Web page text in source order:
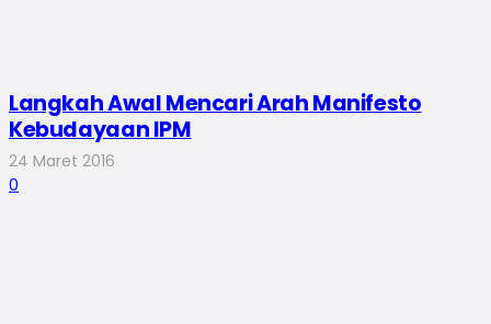
Langkah Awal Mencari Arah Manifesto
Kebudayaan IPM
24 Maret 2016
0